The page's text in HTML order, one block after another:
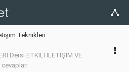
Teknikleri
Dersi ETKİLİ İLETİŞİM VE